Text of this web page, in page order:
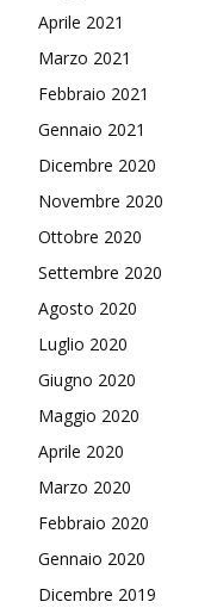
Aprile 2021
Marzo 2021
Febbraio 2021
Gennaio 2021
Dicembre 2020
Novembre 2020
Ottobre 2020
Settembre 2020
Agosto 2020
Luglio 2020
Giugno 2020
Maggio 2020
Aprile 2020
Marzo 2020
Febbraio 2020
Gennaio 2020
Dicembre 2019